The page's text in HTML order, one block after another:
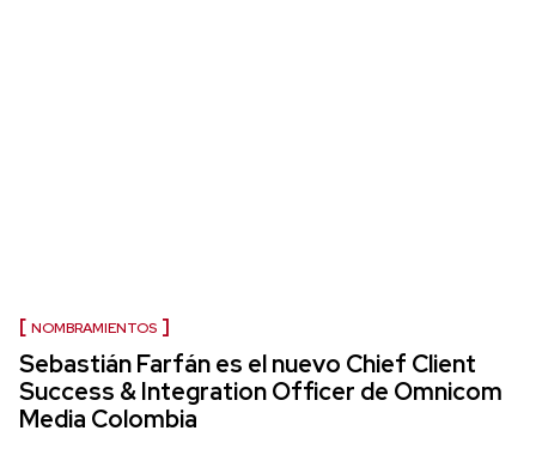
NOMBRAMIENTOS
Sebastián Farfán es el nuevo Chief Client
Success & Integration Officer de Omnicom
Media Colombia